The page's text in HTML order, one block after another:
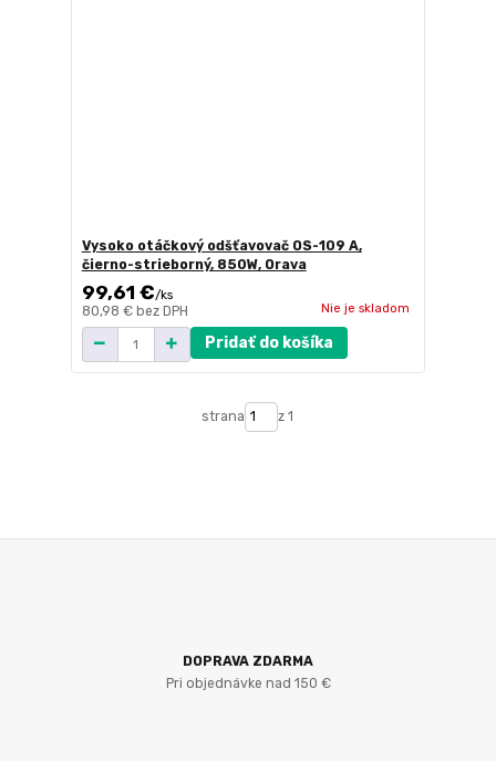
Vysoko otáčkový odšťavovač OS-109 A,
čierno-strieborný, 850W, Orava
99,61 €/ks
80,98 € bez DPH Nie je skladom
Pridať do košíka
strana z 1
DOPRAVA ZDARMA
Pri objednávke nad 150 €